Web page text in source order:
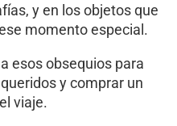
y en los objetos que
momento especial.
esos obsequios para
y comprar un
viaje.